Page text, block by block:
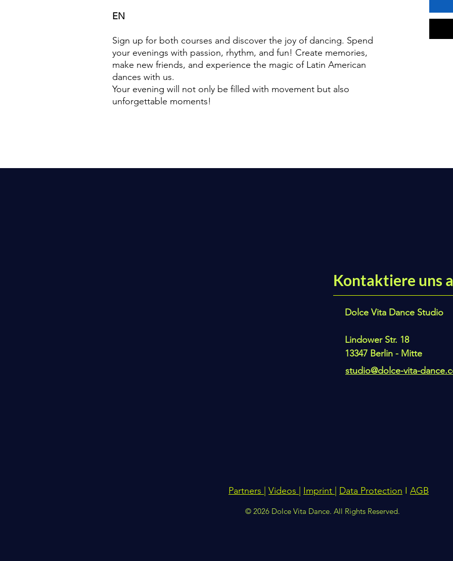
EN
Sign up for both courses and discover the joy of dancing. Spend
your evenings with passion, rhythm, and fun! Create memories,
make new friends, and experience the magic of Latin American
dances with us.
Your evening will not only be filled with movement but also
unforgettable moments!
Kontaktiere uns
Dolce Vita Dance Studio
Lindower Str. 18
13347 Berlin - Mitte
studio@dolce-vita-
Partners Videos Imprint Data Protection I AGB
© 2026 Dolce Vita Dance. All Rights Reserved.